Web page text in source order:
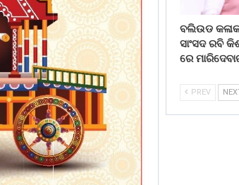
ବଲିଉଡ
ସାଂସଦ ରବି
ରେ
PREV